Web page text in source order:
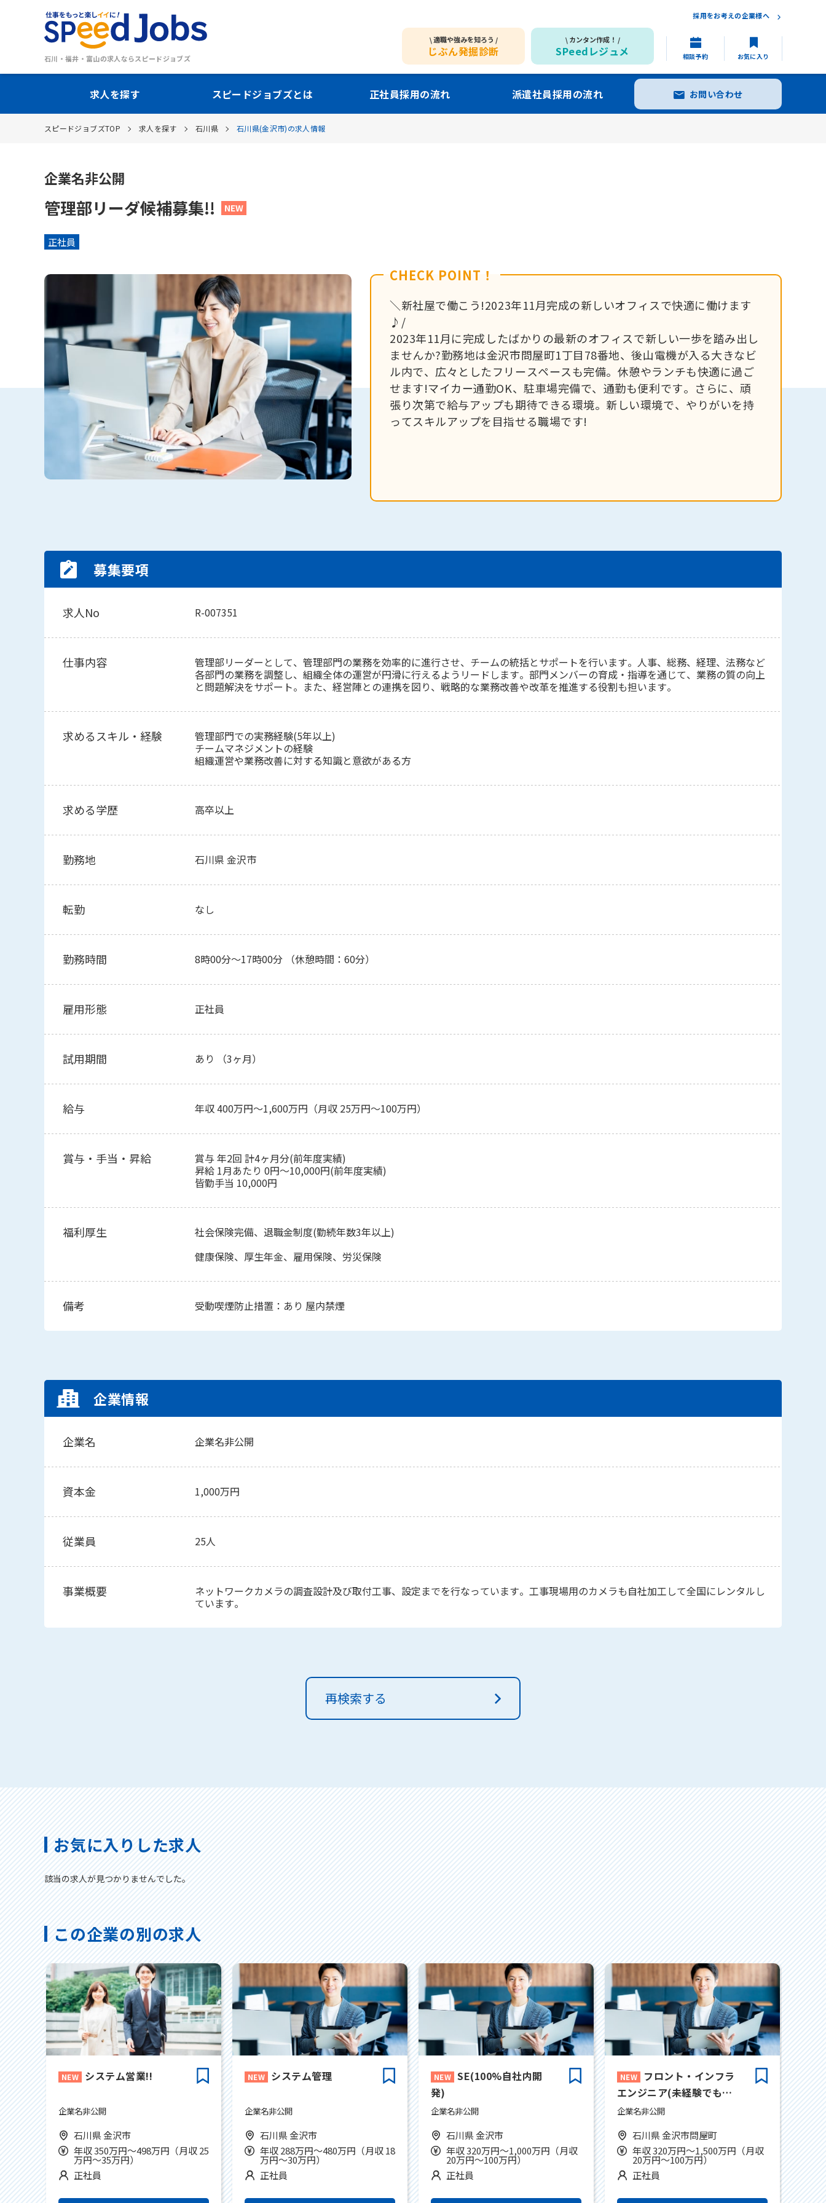
石川・福井・富山の求人ならスピードジョブズ
適職や強みを知ろう
じぶん発掘診断
カンタン作成！
SPeedレジュメ
採用をお考えの企業様へ
相談予約 お気に入り
求人を探す スピードジョブズとは 正社員採用の流れ 派遣社員採用の流れ お問い合わせ
スピードジョブズTOP 求人を探す 石川県 石川県(金沢市)の求人情報
管理部リーダ候補募集!!
企業名非公開
正社員
CHECK POINT！
＼新社屋で働こう!2023年11月完成の新しいオフィスで快適に働けます
♪/
2023年11月に完成したばかりの最新のオフィスで新しい一歩を踏み出し
ませんか?勤務地は金沢市問屋町1丁目78番地、後山電機が入る大きなビ
ル内で、広々としたフリースペースも完備。休憩やランチも快適に過ご
せます!マイカー通勤OK、駐車場完備で、通勤も便利です。さらに、頑
張り次第で給与アップも期待できる環境。新しい環境で、やりがいを持
ってスキルアップを目指せる職場です!
募集要項
求人No R-007351
仕事内容
管理部リーダーとして、管理部門の業務を効率的に進行させ、チームの統括とサポートを行います。人事、総務、経理、法務など
各部門の業務を調整し、組織全体の運営が円滑に行えるようリードします。部門メンバーの育成・指導を通じて、業務の質の向上
と問題解決をサポート。また、経営陣との連携を図り、戦略的な業務改善や改革を推進する役割も担います。
求めるスキル・経験
管理部門での実務経験(5年以上)
チームマネジメントの経験
組織運営や業務改善に対する知識と意欲がある方
求める学歴 高卒以上
勤務地 石川県 金沢市
転勤 なし
勤務時間 8時00分～17時00分 （休憩時間：60分）
雇用形態 正社員
試用期間 あり （3ヶ月）
給与 年収 400万円～1,600万円（月収 25万円～100万円）
賞与・手当・昇給
賞与 年2回 計4ヶ月分(前年度実績)
昇給 1月あたり 0円～10,000円(前年度実績)
皆勤手当 10,000円
福利厚生
社会保険完備、退職金制度(勤続年数3年以上)
健康保険、厚生年金、雇用保険、労災保険
備考 受動喫煙防止措置：あり 屋内禁煙
企業情報
企業名 企業名非公開
資本金 1,000万円
従業員 25人
事業概要
ネットワークカメラの調査設計及び取付工事、設定までを行なっています。工事現場用のカメラも自社加工して全国にレンタルし
ています。
再検索する
お気に入りした求人
該当の求人が見つかりませんでした。
この企業の別の求人
システム営業!!
企業名非公開
石川県 金沢市
年収 350万円～498万円（月収 25
万円～35万円）
正社員
システム管理
企業名非公開
石川県 金沢市
年収 288万円～480万円（月収 18
万円～30万円）
正社員
SE(100%自社内開
発)
企業名非公開
石川県 金沢市
年収 320万円～1,000万円（月収
20万円～100万円）
正社員
フロント・インフラ
エンジニア(未経験でも
AWS資格持っている方大
企業名非公開
石川県 金沢市問屋町
年収 320万円～1,500万円（月収
20万円～100万円）
正社員